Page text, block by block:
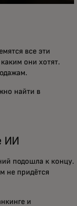
все эти
они хотят.
найти в
ИИ
подошла к концу.
не придётся
и